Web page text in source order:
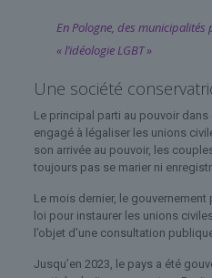
En Pologne, des municipalités
« l’idéologie LGBT »
Une société
Le principal parti au pouvoir dans
engagé à légaliser les unions
son arrivée au pouvoir, les
toujours pas se marier ni
Le mois dernier, le
loi pour instaurer les unions
l’objet d’une consultation
Jusqu’en 2023, le pays a été